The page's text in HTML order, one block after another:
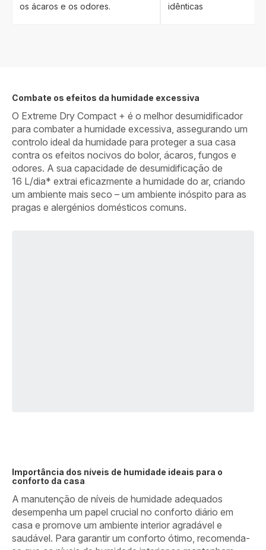
os ácaros e os odores.
idênticas
Combate os efeitos da humidade excessiva
O Extreme Dry Compact + é o melhor desumidificador
para combater a humidade excessiva, assegurando um
controlo ideal da humidade para proteger a sua casa
contra os efeitos nocivos do bolor, ácaros, fungos e
odores. A sua capacidade de desumidificação de
16 L/dia* extrai eficazmente a humidade do ar, criando
um ambiente mais seco – um ambiente inóspito para as
pragas e alergénios domésticos comuns.
Importância dos níveis de humidade ideais para o
conforto da casa
A manutenção de níveis de humidade adequados
desempenha um papel crucial no conforto diário em
casa e promove um ambiente interior agradável e
saudável. Para garantir um conforto ótimo, recomenda-